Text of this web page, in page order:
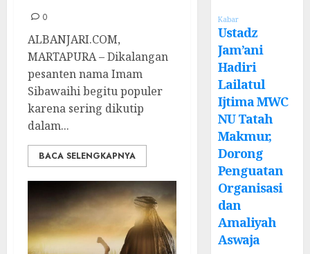
0
ALBANJARI.COM,
MARTAPURA – Dikalangan
pesanten nama Imam
Sibawaihi begitu populer
karena sering dikutip
dalam...
BACA SELENGKAPNYA
Kabar
Ustadz
Jam’ani
Hadiri
Lailatul
Ijtima MWC
NU Tatah
Makmur,
Dorong
Penguatan
Organisasi
dan
Amaliyah
Aswaja